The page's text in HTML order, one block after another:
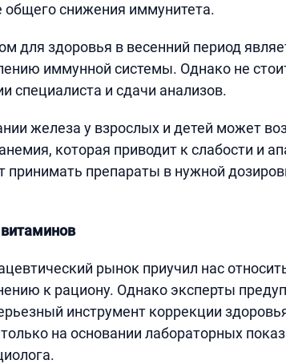
общего снижения иммунитета.
для здоровья в весенний период
иммунной системы. Однако не
специалиста и сдачи анализов.
железа у взрослых и детей может
которая приводит к слабости и
принимать препараты в нужной
рынок приучил нас
к рациону. Однако эксперты
инструмент коррекции
на основании лабораторных